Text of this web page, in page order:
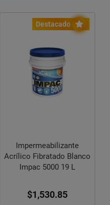
Destacado
Impermeabilizante
Acrílico Fibratado Blanco
Impac 5000 19 L
$1,530.85